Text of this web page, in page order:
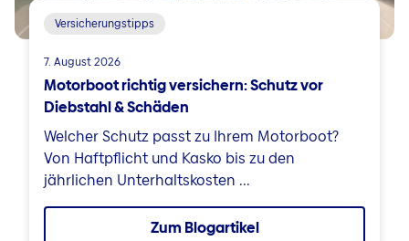
Versicherungstipps
7. August 2026
Motorboot richtig versichern: Schutz vor
Diebstahl & Schäden
Welcher Schutz passt zu Ihrem Motorboot?
Von Haftpflicht und Kasko bis zu den
jährlichen Unterhaltskosten ...
Zum Blogartikel